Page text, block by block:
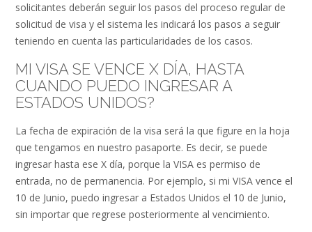
solicitantes deberán seguir los pasos del proceso regular de
solicitud de visa y el sistema les indicará los pasos a seguir
teniendo en cuenta las particularidades de los casos.
MI VISA SE VENCE X DÍA, HASTA
CUANDO PUEDO INGRESAR A
ESTADOS UNIDOS?
La fecha de expiración de la visa será la que figure en la hoja
que tengamos en nuestro pasaporte. Es decir, se puede
ingresar hasta ese X día, porque la VISA es permiso de
entrada, no de permanencia. Por ejemplo, si mi VISA vence el
10 de Junio, puedo ingresar a Estados Unidos el 10 de Junio,
sin importar que regrese posteriormente al vencimiento.